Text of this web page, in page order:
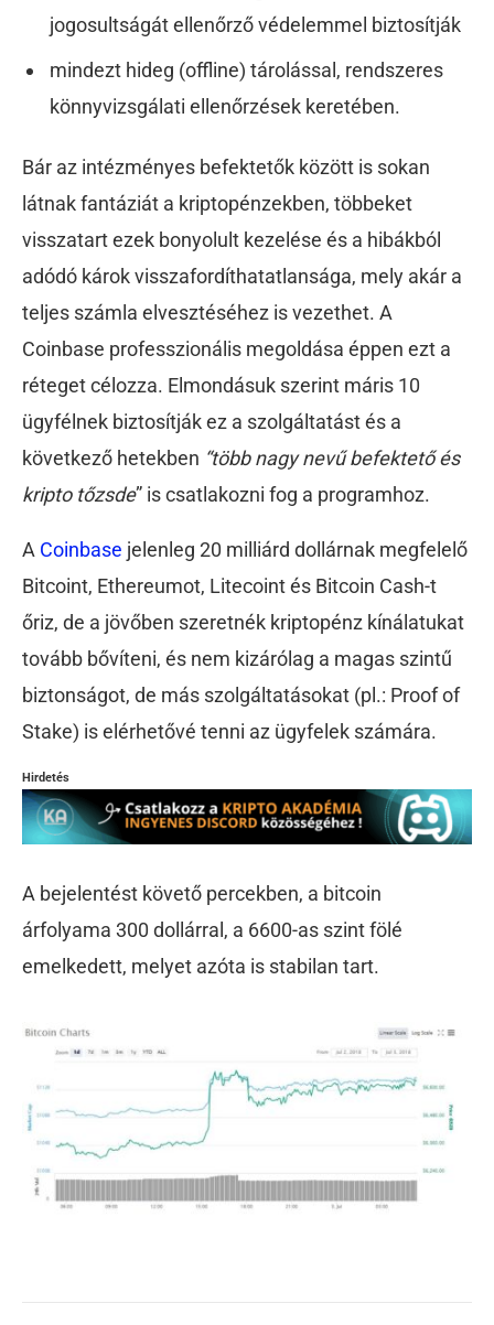
jogosultságát ellenőrző védelemmel biztosítják
mindezt hideg (offline) tárolással, rendszeres
könnyvizsgálati ellenőrzések keretében.
Bár az intézményes befektetők között is sokan
látnak fantáziát a kriptopénzekben, többeket
visszatart ezek bonyolult kezelése és a hibákból
adódó károk visszafordíthatatlansága, mely akár a
teljes számla elvesztéséhez is vezethet. A
Coinbase professzionális megoldása éppen ezt a
réteget célozza. Elmondásuk szerint máris 10
ügyfélnek biztosítják ez a szolgáltatást és a
következő hetekben “több nagy nevű befektető és
kripto tőzsde” is csatlakozni fog a programhoz.
A Coinbase jelenleg 20 milliárd dollárnak megfelelő
Bitcoint, Ethereumot, Litecoint és Bitcoin Cash-t
őriz, de a jövőben szeretnék kriptopénz kínálatukat
tovább bővíteni, és nem kizárólag a magas szintű
biztonságot, de más szolgáltatásokat (pl.: Proof of
Stake) is elérhetővé tenni az ügyfelek számára.
Hirdetés
A bejelentést követő percekben, a bitcoin
árfolyama 300 dollárral, a 6600-as szint fölé
emelkedett, melyet azóta is stabilan tart.